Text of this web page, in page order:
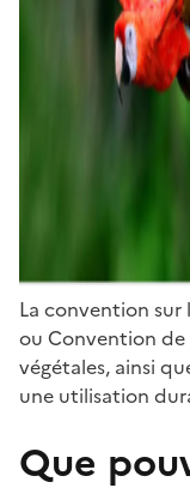
La convention
ou Convention
végétales, ainsi
une utilisation
Que